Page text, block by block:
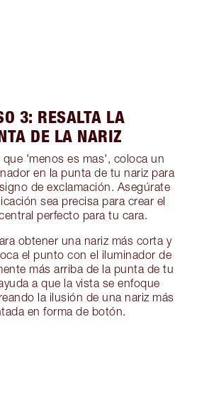
3: RESALTA LA
DE LA NARIZ
que 'menos es mas', coloca un
en la punta de tu nariz para
de exclamación. Asegúrate
sea precisa para crear el
perfecto para tu cara.
obtener una nariz más corta y
el punto con el iluminador de
más arriba de la punta de tu
a que la vista se enfoque
la ilusión de una nariz más
en forma de botón.